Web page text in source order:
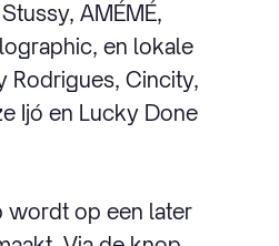
AMÉMÉ,
en lokale
Rodrigues, Cincity,
Ijó en Lucky Done
wordt op een later